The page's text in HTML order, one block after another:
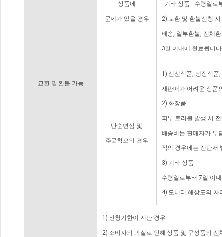
교환 및 환불 가능
상품에
문제가 있을 경우
- 기타 상품 : 수령일로
2) 교환 및 환불신청
배송, 일부환불, 전체
3일 이내에 완료됩니
단순변심 및
주문착오의 경우
1) 신선식품, 냉장식품
재판매가 어려운 상품
2) 화장품
피부 트러블 발생 시
배송비는 판매자가 부
적의 경우에는 진단서
3) 기타 상품
수령일로부터 7일 이
4) 모니터 해상도의 차
1) 신청기한이 지난 경우
2) 소비자의 과실로 인해 상품 및 구성품의